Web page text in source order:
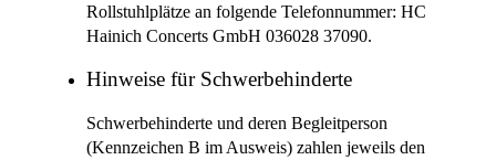
Rollstuhlplätze an folgende Telefonnummer: HC
Hainich Concerts GmbH 036028 37090.
Hinweise für Schwerbehinderte
Schwerbehinderte und deren Begleitperson
(Kennzeichen B im Ausweis) zahlen jeweils den